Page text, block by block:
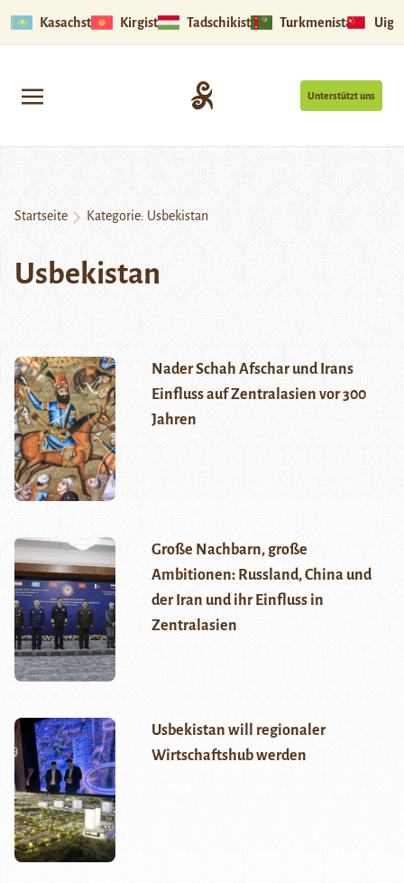
Kasachstan Kirgistan Tadschikistan Turkmenistan
Unterstützt uns
Startseite Kategorie: Usbekistan
Usbekistan
Nader Schah Afschar und Irans
Einfluss auf Zentralasien vor 300
Jahren
Große Nachbarn, große
Ambitionen: Russland, China und
der Iran und ihr Einfluss in
Zentralasien
Usbekistan will regionaler
Wirtschaftshub werden